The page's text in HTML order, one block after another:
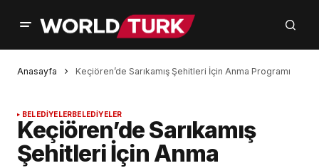
Anasayfa Keçiören’de Sarıkamış Şehitleri İçin Anma Programı
BELEDİYELERBELEDİYELER
Keçiören’de Sarıkamış
Şehitleri İçin Anma